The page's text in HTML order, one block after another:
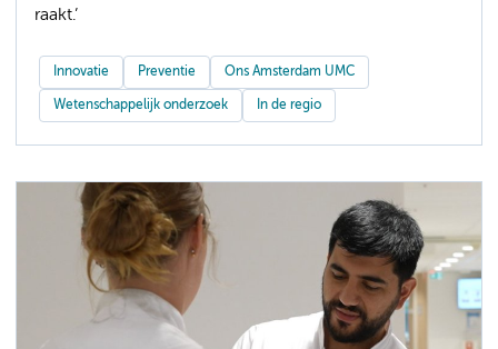
raakt.’
Innovatie Preventie Ons Amsterdam UMC
Wetenschappelijk onderzoek In de regio